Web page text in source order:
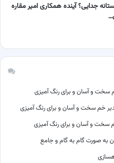
جدایی؟ آینده همکاری امیر مقاره
به صورت گام به گام و جامع